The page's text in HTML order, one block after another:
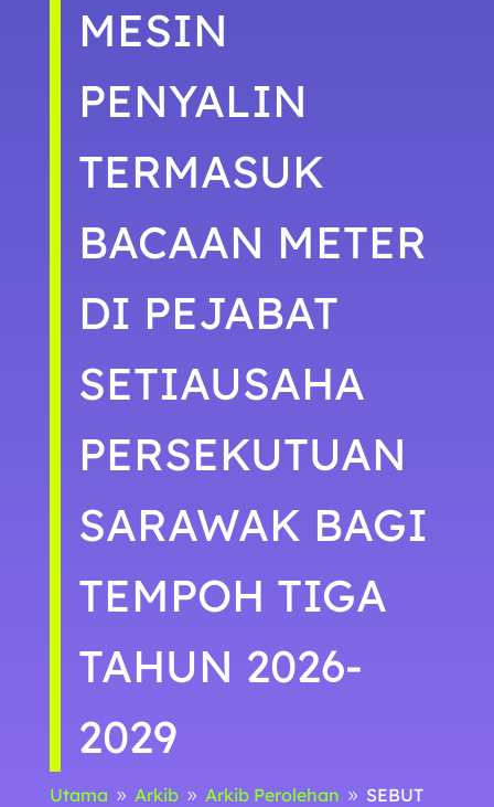
MESIN
PENYALIN
TERMASUK
BACAAN METER
DI PEJABAT
SETIAUSAHA
PERSEKUTUAN
SARAWAK BAGI
TEMPOH TIGA
TAHUN 2026-
2029
Utama 9 Arkib 9 Arkib Perolehan 9 SEBUT